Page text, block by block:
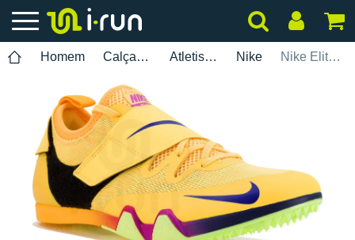
Homem Calçados Atletismo Nike Nike Elite Salto com Vara